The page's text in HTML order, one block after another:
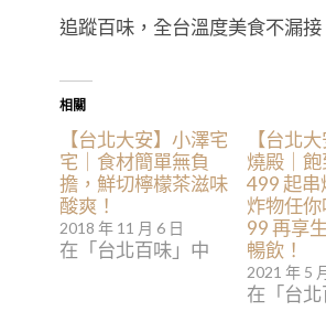
追蹤百味，全台溫度美食不漏接
相關
【台北大安】小澤宅
宅｜食材簡單無負
擔，鮮切檸檬茶滋味
酸爽！
2018 年 11 月 6 日
在「台北百味」中
【台北
燒殿｜飽
499 起串
炸物任
99 再享
暢飲！
2021 年 5
在「台